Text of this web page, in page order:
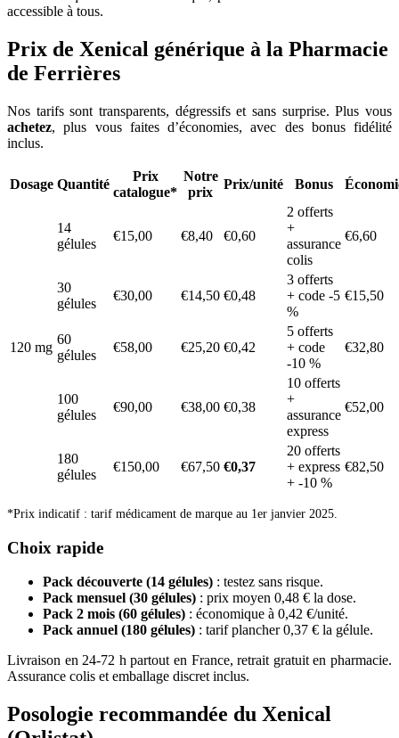
accessible à tous.
Prix de Xenical générique à la Pharmacie
de Ferrières
Nos tarifs sont transparents, dégressifs et sans surprise. Plus vous
achetez, plus vous faites d’économies, avec des bonus fidélité
inclus.
Dosage Quantité
Prix
catalogue*
Notre
prix
Prix/unité Bonus
120 mg
14
gélules
€15,00 €8,40 €0,60
2 offerts
+
assurance
colis
€6,60
30
gélules
€30,00 €14,50 €0,48
3 offerts
+ code -5
%
€15,50
60
gélules
€58,00 €25,20 €0,42
5 offerts
+ code
-10 %
€32,80
100
gélules
€90,00 €38,00 €0,38
10 offerts
+
assurance
express
€52,00
180
gélules
€150,00 €67,50 €0,37
20 offerts
+ express
+ -10 %
€82,50
*Prix indicatif : tarif médicament de marque au 1er janvier 2025.
Choix rapide
Pack découverte (14 gélules) : testez sans risque.
Pack mensuel (30 gélules) : prix moyen 0,48 € la dose.
Pack 2 mois (60 gélules) : économique à 0,42 €/unité.
Pack annuel (180 gélules) : tarif plancher 0,37 € la gélule.
Livraison en 24-72 h partout en France, retrait gratuit en pharmacie.
Assurance colis et emballage discret inclus.
Posologie recommandée du Xenical